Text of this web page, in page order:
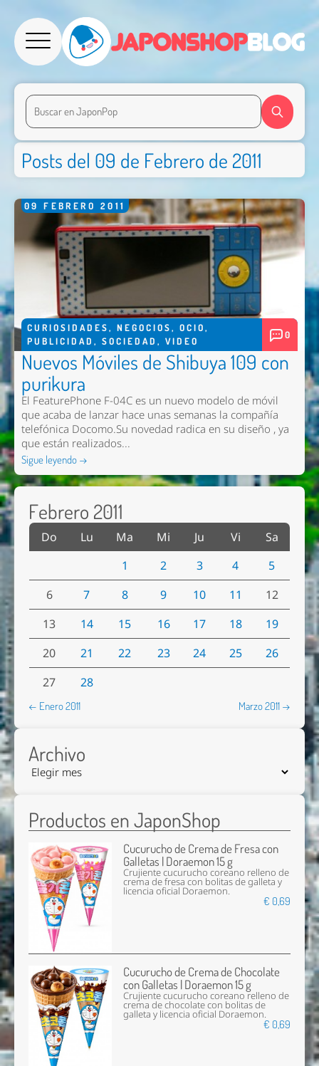
Posts del 09 de Febrero de 2011
09 FEBRERO 2011
CURIOSIDADES, NEGOCIOS, OCIO,
PUBLICIDAD , SOCIEDAD , VIDEO
0
Nuevos Móviles de Shibuya 109 con
purikura
El FeaturePhone F-04C es un nuevo modelo de móvil
que acaba de lanzar hace unas semanas la compañía
telefónica Docomo.Su novedad radica en su diseño , ya
que están realizados...
Sigue leyendo →
Febrero 2011
Do Lu Ma Mi Ju Vi
Sa
1
2 3 4
5
6
7 8 9 10 11
12
13
14 15 16 17 18
19
20
21 22 23 24 25
26
27
28
← Enero 2011 Marzo 2011 →
Archivo
Productos en JaponShop
Cucurucho de Crema de Fresa con
Galletas | Doraemon 15 g
Crujiente cucurucho coreano relleno de
crema de fresa con bolitas de galleta y
licencia oficial Doraemon.
€ 0,69
Cucurucho de Crema de Chocolate
con Galletas | Doraemon 15 g
Crujiente cucurucho coreano relleno de
crema de chocolate con bolitas de
galleta y licencia oficial Doraemon.
€ 0,69